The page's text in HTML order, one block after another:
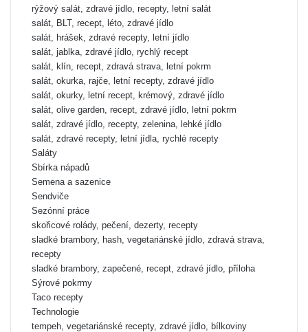
rýžový salát, zdravé jídlo, recepty, letní salát
salát, BLT, recept, léto, zdravé jídlo
salát, hrášek, zdravé recepty, letní jídlo
salát, jablka, zdravé jídlo, rychlý recept
salát, klín, recept, zdravá strava, letní pokrm
salát, okurka, rajče, letní recepty, zdravé jídlo
salát, okurky, letní recept, krémový, zdravé jídlo
salát, olive garden, recept, zdravé jídlo, letní pokrm
salát, zdravé jídlo, recepty, zelenina, lehké jídlo
salát, zdravé recepty, letní jídla, rychlé recepty
Saláty
Sbírka nápadů
Semena a sazenice
Sendviče
Sezónní práce
skořicové rolády, pečení, dezerty, recepty
sladké brambory, hash, vegetariánské jídlo, zdravá strava,
recepty
sladké brambory, zapečené, recept, zdravé jídlo, příloha
Sýrové pokrmy
Taco recepty
Technologie
tempeh, vegetariánské recepty, zdravé jídlo, bílkoviny